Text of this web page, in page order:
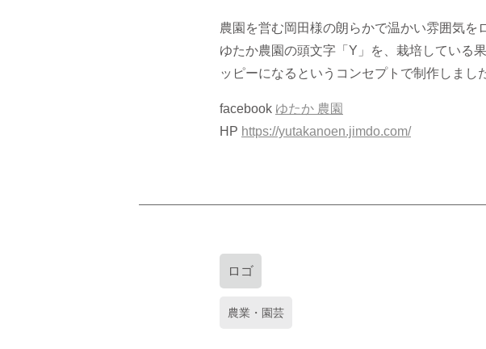
農園を営む岡田様の朗らかで温かい雰囲気を
ゆたか農園の頭文字「Y」を、栽培している
ッピーになるというコンセプトで制作しまし
facebook ゆたか 農園
HP https://yutakanoen.jimdo.com/
ロゴ
農業・園芸